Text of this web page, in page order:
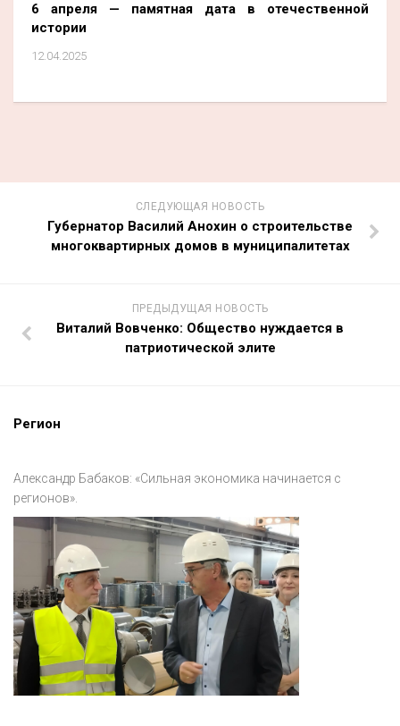
6 апреля — памятная дата в отечественной
истории
12.04.2025
СЛЕДУЮЩАЯ НОВОСТЬ
Губернатор Василий Анохин о строительстве
многоквартирных домов в муниципалитетах
ПРЕДЫДУЩАЯ НОВОСТЬ
Виталий Вовченко: Общество нуждается в
патриотической элите
Регион
Александр Бабаков: «Сильная экономика начинается с
регионов».